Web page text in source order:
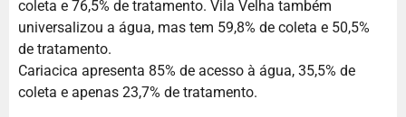
coleta e 76,5% de tratamento. Vila Velha também
universalizou a água, mas tem 59,8% de coleta e 50,5%
de tratamento.
Cariacica apresenta 85% de acesso à água, 35,5% de
coleta e apenas 23,7% de tratamento.